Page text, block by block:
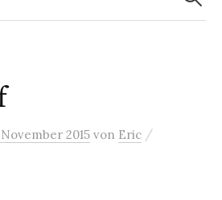
November 2015 von Eric /